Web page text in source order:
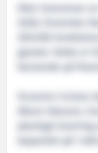
Etter leveranse
2028, forventes
200.000
gjester. Dette er
beroende på
Oceania
planlagt
kapasitet på